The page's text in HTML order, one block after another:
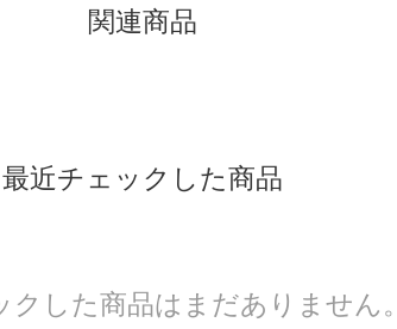
関連商品
最近チェックした商品
クした商品はまだありません。